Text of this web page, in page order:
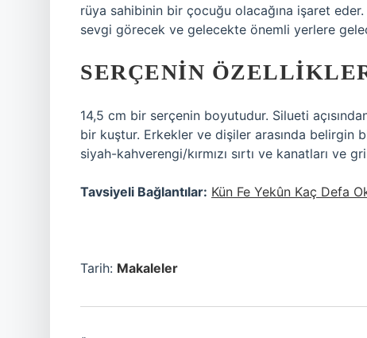
rüya sahibinin bir çocuğu olacağına işaret
sevgi görecek ve gelecekte önemli yerlere
SERÇENIN
14,5 cm bir serçenin boyutudur. Silueti
bir kuştur. Erkekler ve dişiler arasında belirgin
siyah-kahverengi/kırmızı sırtı ve kanatları ve
Tavsiyeli Bağlantılar: Kün Fe Yekûn Kaç Defa
Tarih: Makaleler